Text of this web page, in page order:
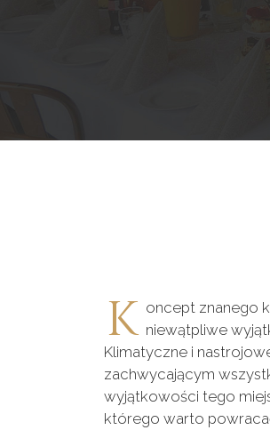
K oncept znanego
niewątpliwe
Klimatyczne i
zachwycającym
wyjątkowości tego
którego warto